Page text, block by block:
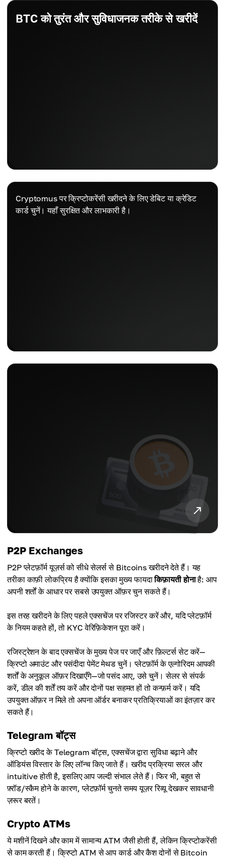
BTC को तुरंत और सुविधाजनक तरीके से खरीदें
Cryptomus पर क्रिप्टोकरेंसी खरीदने के लिए डेबिट या क्रेडिट
कार्ड चुनें। यहाँ सुरक्षित और लाभकारी है।
P2P Exchanges
P2P प्लेटफ़ॉर्म यूज़र्स को सीधे सेलर्स से Bitcoins खरीदने देते हैं। यह
तरीका काफ़ी लोकप्रिय है क्योंकि इसका मुख्य फायदाकिफ़ायती होनाहै: आप
अपनी शर्तों के आधार पर सबसे उपयुक्त ऑफ़र चुन सकते हैं।
इस तरह खरीदने के लिए पहले एक्सचेंज पर रजिस्टर करें और, यदि प्लेटफ़ॉर्म
के नियम कहते हों, तो KYC वेरिफ़िकेशन पूरा करें।
रजिस्ट्रेशन के बाद एक्सचेंज के मुख्य पेज पर जाएँ और फ़िल्टर्स सेट करें—
क्रिप्टो अमाउंट और पसंदीदा पेमेंट मेथड चुनें। प्लेटफ़ॉर्म के एल्गोरिदम आपकी
शर्तों के अनुकूल ऑफ़र दिखाएँगे—जो पसंद आए, उसे चुनें। सेलर से संपर्क
करें, डील की शर्तें तय करें और दोनों पक्ष सहमत हों तो कन्फ़र्म करें। यदि
उपयुक्त ऑफ़र न मिले तो अपना ऑर्डर बनाकर प्रतिक्रियाओं का इंतज़ार कर
सकते हैं।
Telegram बॉट्स
क्रिप्टो खरीद के Telegram बॉट्स, एक्सचेंज द्वारा सुविधा बढ़ाने और
ऑडियंस विस्तार के लिए लॉन्च किए जाते हैं। खरीद प्रक्रिया सरल और
intuitive होती है, इसलिए आप जल्दी संभाल लेते हैं। फिर भी, बहुत से
फ़्रॉड/स्कैम होने के कारण, प्लेटफ़ॉर्म चुनते समय यूज़र रिव्यू देखकर सावधानी
ज़रूर बरतें।
Crypto ATMs
ये मशीनें दिखने और काम में सामान्य ATM जैसी होती हैं, लेकिन क्रिप्टोकरेंसी
से काम करती हैं। क्रिप्टो ATM से आप कार्ड और कैश दोनों से Bitcoin